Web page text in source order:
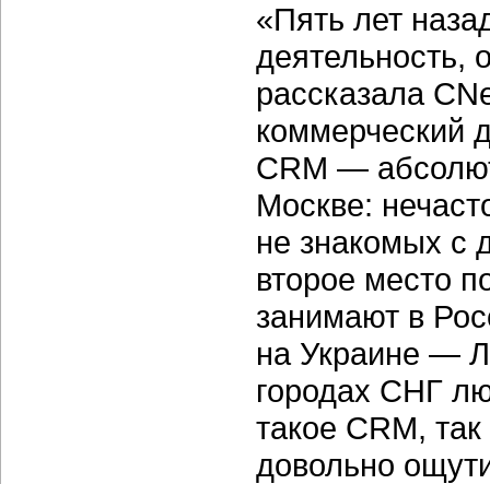
«Пять лет
деятельность,
рассказала
коммерческий
CRM —
Москве:
не знакомых с
второе место
занимают в
на Украине —
городах СНГ
такое CRM,
довольно